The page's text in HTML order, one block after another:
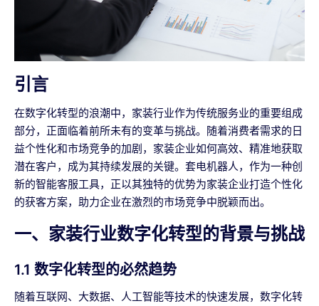
引言
在数字化转型的浪潮中，家装行业作为传统服务业的重要组成
部分，正面临着前所未有的变革与挑战。随着消费者需求的日
益个性化和市场竞争的加剧，家装企业如何高效、精准地获取
潜在客户，成为其持续发展的关键。套电机器人，作为一种创
新的智能客服工具，正以其独特的优势为家装企业打造个性化
的获客方案，助力企业在激烈的市场竞争中脱颖而出。
一、家装行业数字化转型的背景与挑战
1.1 数字化转型的必然趋势
随着互联网、大数据、人工智能等技术的快速发展，数字化转